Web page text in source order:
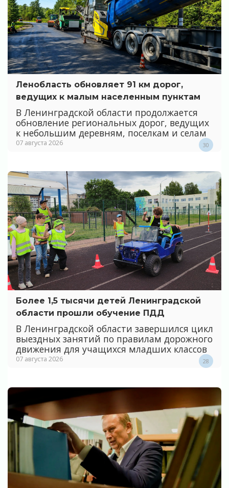
Ленобласть обновляет 91 км дорог,
ведущих к малым населенным пунктам
В Ленинградской области продолжается
обновление региональных дорог, ведущих
к небольшим деревням, поселкам и селам
07 августа 2026 30
Более 1,5 тысячи детей Ленинградской
области прошли обучение ПДД
В Ленинградской области завершился цикл
выездных занятий по правилам дорожного
движения для учащихся младших классов
07 августа 2026 28